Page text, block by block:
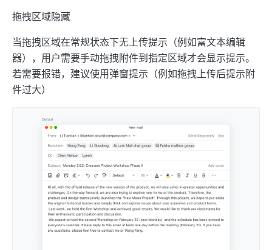
拖拽区域隐藏
当拖拽区域在常规状态下无上传提示（例如富文本编辑
器），用户需要手动拖拽附件到指定区域才会显示提示。
若需要报错，建议使用弹窗提示（例如拖拽上传后提示附
件过大）